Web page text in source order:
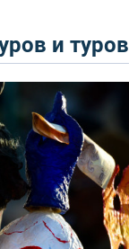
и туров